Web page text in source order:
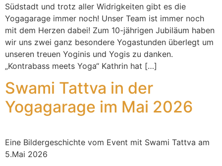
Südstadt und trotz aller Widrigkeiten gibt es die
Yogagarage immer noch! Unser Team ist immer noch
mit dem Herzen dabei! Zum 10-jährigen Jubiläum haben
wir uns zwei ganz besondere Yogastunden überlegt um
unseren treuen Yoginis und Yogis zu danken.
„Kontrabass meets Yoga“ Kathrin hat […]
Swami Tattva in der
Yogagarage im Mai 2026
Eine Bildergeschichte vom Event mit Swami Tattva am
5.Mai 2026